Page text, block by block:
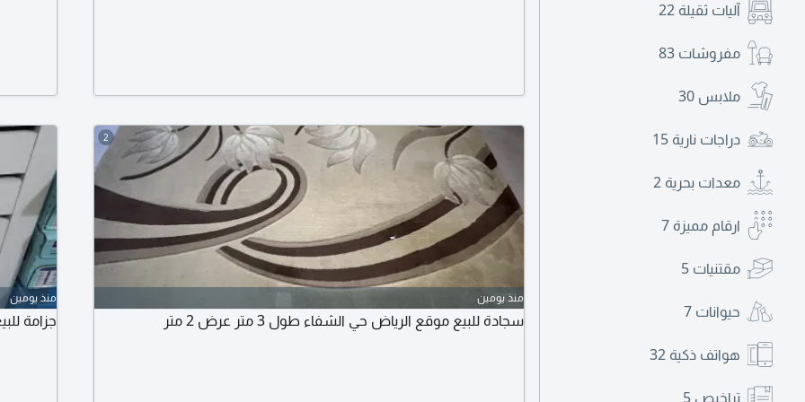
آليات ثقيلة 22
مفروشات 83
ملابس 30
دراجات نارية 15
معدات بحرية 2
ارقام مميزة 7
مقتنيات 5
حيوانات 7
هواتف ذكية 32
تراخيص 5
2
منذ يومين
سجادة للبيع موقع الرياض حي الشفاء طول 3 متر عرض 2 متر
منذ يومين
جزامة